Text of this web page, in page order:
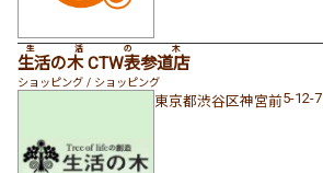
生活の木 CTW表参道店
生活の木
ショッピング / ショッピング
東京都渋谷区神宮前5-12-7